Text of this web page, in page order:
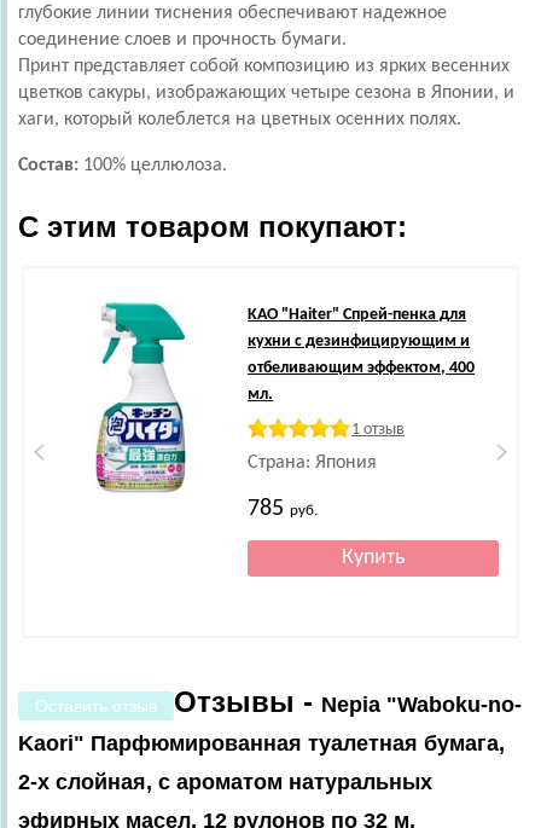
глубокие линии тиснения обеспечивают надежное
соединение слоев и прочность бумаги.
Принт представляет собой композицию из ярких весенних
цветков сакуры, изображающих четыре сезона в Японии, и
хаги, который колеблется на цветных осенних полях.
Состав: 100% целлюлоза.
С этим товаром покупают:
KAO"Haiter" Спрей-пенка для
кухни с дезинфицирующим и
отбеливающим эффектом, 400
мл.
1 отзыв
Страна: Япония
785руб.
Оставить отзыв Отзывы - Nepia "Waboku-no-
Kaori" Парфюмированная туалетная бумага,
2-х слойная, с ароматом натуральных
эфирных масел, 12 рулонов по 32 м.